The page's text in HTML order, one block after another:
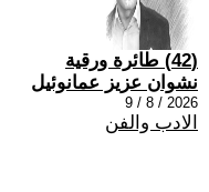
(42) طائرة ورقية
نشوان عزيز عمانوئيل
2026 / 8 / 9
الادب والفن